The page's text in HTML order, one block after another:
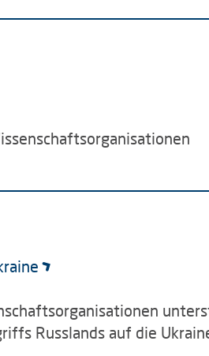
Russlands auf die